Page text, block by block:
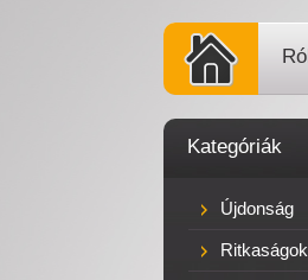
Kategóriák
Újdonság
Ritkaságok